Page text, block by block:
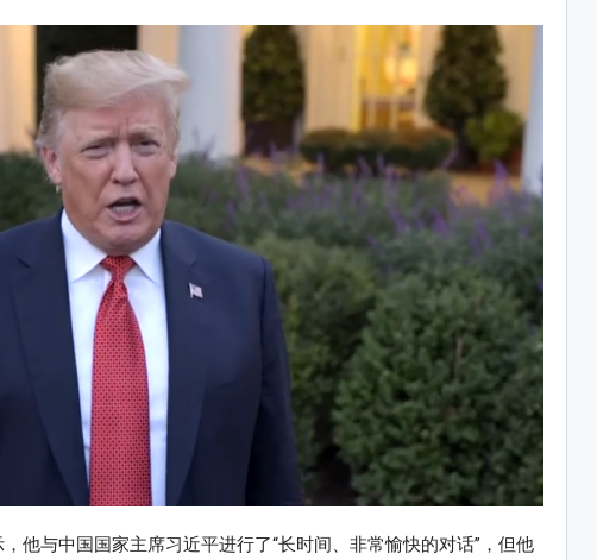
他与中国国家主席习近平进行了“长时间、非常愉快的对话”，但他